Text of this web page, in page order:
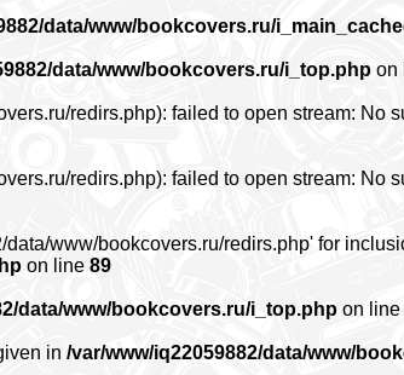
data/www/bookcovers.ru/
data/www/bookcovers.ru/i_top.php on
redirs.php): failed to open stream: No
redirs.php): failed to open stream: No
www/bookcovers.ru/redirs.php' for
on line 89
data/www/bookcovers.ru/i_top.php on line
in /var/www/iq22059882/data/www/